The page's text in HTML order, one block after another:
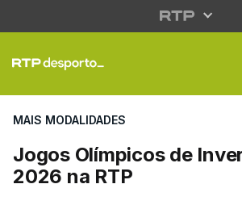
Jogos
MAIS MODALIDADES
Jogos Olímpicos de
2026 na RTP